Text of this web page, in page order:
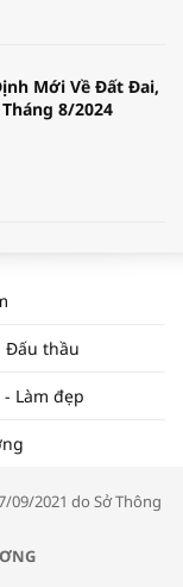
Mới Về Đất Đai,
8/2024
2025 | NHỊP
mại: Khơi
Đấu thầu
- Làm đẹp
09/2021 do Sở Thông